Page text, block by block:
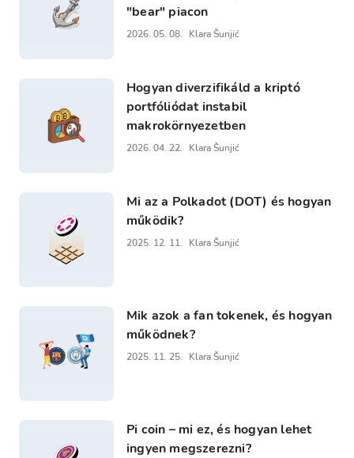
"bear" piacon
2026. 05. 08. Klara Šunjić
Hogyan diverzifikáld a kriptó
portfóliódat instabil
makrokörnyezetben
2026. 04. 22. Klara Šunjić
Mi az a Polkadot (DOT) és hogyan
működik?
2025. 12. 11. Klara Šunjić
Mik azok a fan tokenek, és hogyan
működnek?
2025. 11. 25. Klara Šunjić
Pi coin – mi ez, és hogyan lehet
ingyen megszerezni?